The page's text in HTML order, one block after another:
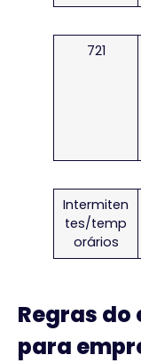
721
Intermiten
tes/temp
orários
Regras
para